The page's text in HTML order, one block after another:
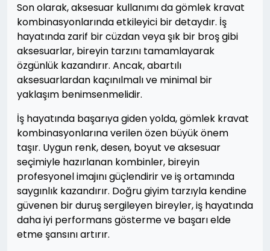
Son olarak, aksesuar kullanımı da gömlek kravat
kombinasyonlarında etkileyici bir detaydır. İş
hayatında zarif bir cüzdan veya şık bir broş gibi
aksesuarlar, bireyin tarzını tamamlayarak
özgünlük kazandırır. Ancak, abartılı
aksesuarlardan kaçınılmalı ve minimal bir
yaklaşım benimsenmelidir.
İş hayatında başarıya giden yolda, gömlek kravat
kombinasyonlarına verilen özen büyük önem
taşır. Uygun renk, desen, boyut ve aksesuar
seçimiyle hazırlanan kombinler, bireyin
profesyonel imajını güçlendirir ve iş ortamında
saygınlık kazandırır. Doğru giyim tarzıyla kendine
güvenen bir duruş sergileyen bireyler, iş hayatında
daha iyi performans gösterme ve başarı elde
etme şansını artırır.